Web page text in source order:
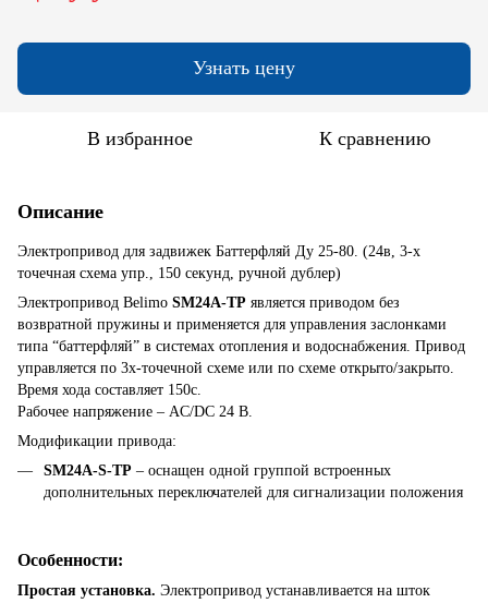
Узнать цену
В избранное К сравнению
Описание
Электропривод для задвижек Баттерфляй Ду 25-80. (24в, 3-х
точечная схема упр., 150 секунд, ручной дублер)
Электропривод Belimo SM24A-TP является приводом без
возвратной пружины и применяется для управления заслонками
типа “баттерфляй” в системах отопления и водоснабжения. Привод
управляется по 3х-точечной схеме или по схеме открыто/закрыто.
Время хода составляет 150с.
Рабочее напряжение – AC/DC 24 В.
Модификации привода:
SM24A-S-TP – оснащен одной группой встроенных
дополнительных переключателей для сигнализации положения
Особенности:
Простая установка. Электропривод устанавливается на шток